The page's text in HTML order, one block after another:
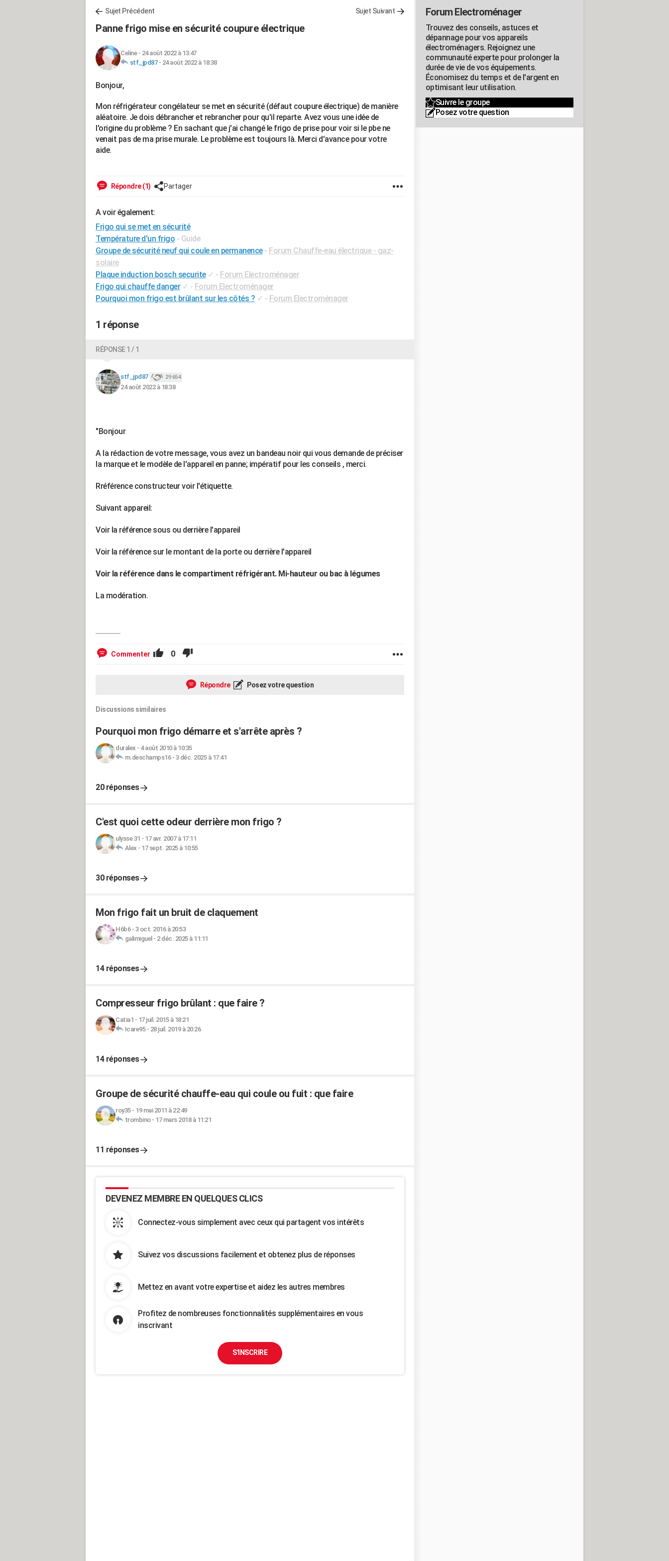
Sujet Précédent Sujet Suivant
Panne frigo mise en sécurité coupure électrique
Celine- 24 août 2022 à 13:47
stf_jpd87- 24 août 2022 à 18:38
Bonjour,
Mon réfrigérateur congélateur se met en sécurité (défaut coupure électrique) de manière
aléatoire. Je dois débrancher et rebrancher pour qu'il reparte. Avez vous une idée de
l'origine du problème ? En sachant que j'ai changé le frigo de prise pour voir si le pbe ne
venait pas de ma prise murale. Le problème est toujours là. Merci d'avance pour votre
aide.
Répondre (1) Partager
A voir également:
Frigo qui se met en sécurité
Température d'un frigo - Guide
Groupe de sécurité neuf qui coule en permanence - Forum Chauffe-eau électrique - gaz-
solaire
Plaque induction bosch securite ✓ - Forum Electroménager
Frigo qui chauffe danger ✓ - Forum Electroménager
Pourquoi mon frigo est brûlant sur les côtés ? ✓ - Forum Electroménager
1 réponse
RÉPONSE 1 / 1
stf_jpd87 29 654
24 août 2022 à 18:38
"Bonjour
A la rédaction de votre message, vous avez un bandeau noir qui vous demande de préciser
la marque et le modèle de l'appareil en panne; impératif pour les conseils , merci.
Rréférence constructeur voir l'étiquette.
Suivant appareil:
Voir la référence sous ou derrière l'appareil
Voir la référence sur le montant de la porte ou derrière l'appareil
Voir la référence dans le compartiment réfrigérant. Mi-hauteur ou bac à légumes
La modération.
Commenter 0
Répondre Posez votre question
Discussions similaires
Pourquoi mon frigo démarre et s'arrête après ?
duralex - 4 août 2010 à 10:35
m.deschamps16- 3 déc. 2025 à 17:41
20 réponses
C'est quoi cette odeur derrière mon frigo ?
ulysse 31 - 17 avr. 2007 à 17:11
Alex - 17 sept. 2025 à 10:55
30 réponses
Mon frigo fait un bruit de claquement
H6b6- 3 oct. 2016 à 20:53
galimiguel - 2 déc. 2025 à 11:11
14 réponses
Compresseur frigo brûlant : que faire ?
Catia1 - 17 juil. 2015 à 18:21
Icare95- 28 juil. 2019 à 20:26
14 réponses
Groupe de sécurité chauffe-eau qui coule ou fuit : que faire
roy35- 19 mai 2011 à 22:49
trombino- 17 mars 2018 à 11:21
11 réponses
DEVENEZ MEMBRE EN QUELQUES CLICS
Connectez-vous simplement avec ceux qui partagent vos intérêts
Suivez vos discussions facilement et obtenez plus de réponses
Mettez en avant votre expertise et aidez les autres membres
Profitez de nombreuses fonctionnalités supplémentaires en vous
inscrivant
S'INSCRIRE
Forum Electroménager
Trouvez des conseils, astuces et
dépannage pour vos appareils
électroménagers. Rejoignez une
communauté experte pour prolonger la
durée de vie de vos équipements.
Économisez du temps et de l'argent en
optimisant leur utilisation.
Suivre le groupe
Posez votre question